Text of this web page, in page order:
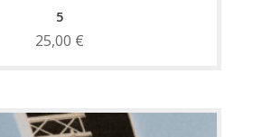
5
25,00 €